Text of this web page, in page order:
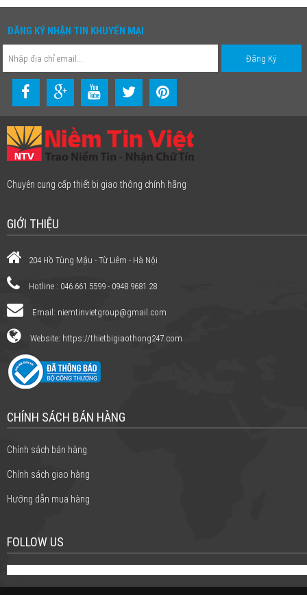
ĐĂNG KÝ NHẬN TIN KHUYẾN MẠI
Chuyên cung cấp thiết bị giao thông chính hãng
GIỚI THIỆU
204 Hồ Tùng Mậu - Từ Liêm - Hà Nội
Hotline : 046.661.5599 - 0948 9681 28
Email: niemtinvietgroup@gmail.com
Website: https://thietbigiaothong247.com
CHÍNH SÁCH BÁN HÀNG
Chính sách bán hàng
Chính sách giao hàng
Hướng dẫn mua hàng
FOLLOW US